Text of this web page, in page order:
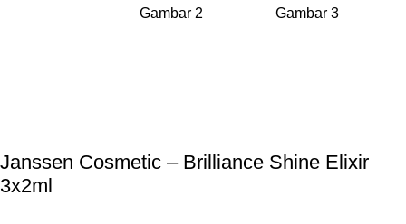
Janssen Cosmetic – Brilliance Shine Elixir
3x2ml